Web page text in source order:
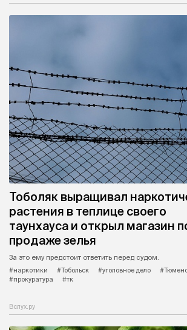
Тоболяк выращивал
растения в теплице своего
таунхауса и открыл магазин
продаже зелья
За это ему предстоит ответить перед судом.
#наркотики
#Тобольск #уголовное дело
#прокуратура
#тк
Вслух.ру